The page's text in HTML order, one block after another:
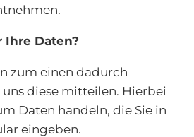
Ihre Daten?
zum einen dadurch
uns diese mitteilen. Hierbei
Daten handeln, die Sie in
eingeben.